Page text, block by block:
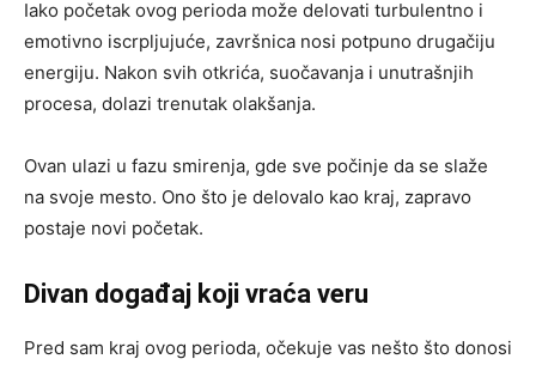
Iako početak ovog perioda može delovati turbulentno i
emotivno iscrpljujuće, završnica nosi potpuno drugačiju
energiju. Nakon svih otkrića, suočavanja i unutrašnjih
procesa, dolazi trenutak olakšanja.
Ovan ulazi u fazu smirenja, gde sve počinje da se slaže
na svoje mesto. Ono što je delovalo kao kraj, zapravo
postaje novi početak.
Divan događaj koji vraća veru
Pred sam kraj ovog perioda, očekuje vas nešto što donosi